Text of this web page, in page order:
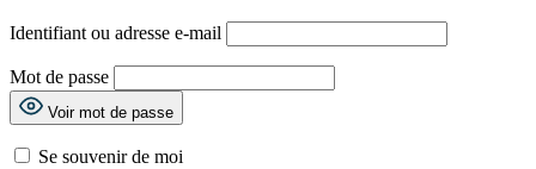
Identifiant ou adresse e-mail
Mot de passe
Voir mot de passe
Se souvenir de moi